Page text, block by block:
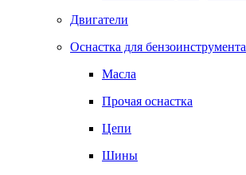
Двигатели
Оснастка для бензоинструмента
Масла
Прочая оснастка
Цепи
Шины